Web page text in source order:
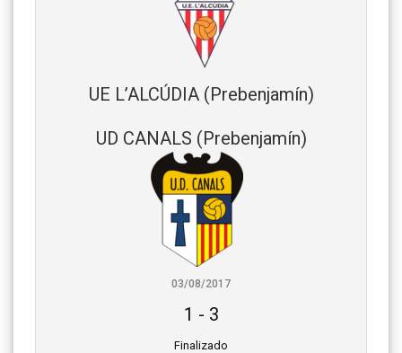
UE L’ALCÚDIA (Prebenjamín)
UD CANALS (Prebenjamín)
03/08/2017
1 - 3
Finalizado